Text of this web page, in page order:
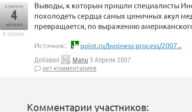
отметили
4
человека
в архиве
Выводы, к которым пришли специалисты
похолодеть сердца самых циничных акул
превращается, по выражению
Источник: point.ru/business-process/2007...
Добавил Manu 3 Апреля 2007
нет комментариев
Комментарии участников: